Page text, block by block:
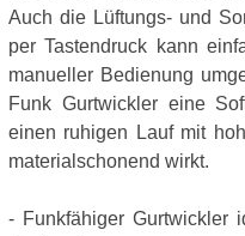
Auch die Lüftungs- und
per Tastendruck kann
manueller Bedienung
Funk Gurtwickler eine
einen ruhigen Lauf mit
materialschonend wirkt.
- Funkfähiger Gurtwickler